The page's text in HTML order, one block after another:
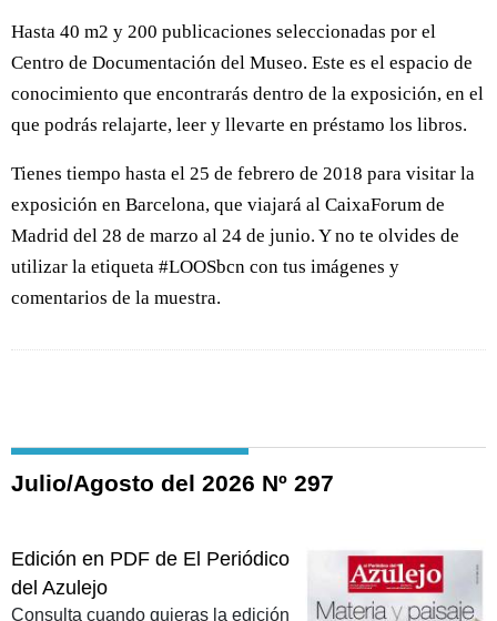
Hasta 40 m2 y 200 publicaciones seleccionadas por el
Centro de Documentación del Museo. Este es el espacio de
conocimiento que encontrarás dentro de la exposición, en el
que podrás relajarte, leer y llevarte en préstamo los libros.
Tienes tiempo hasta el 25 de febrero de 2018 para visitar la
exposición en Barcelona, que viajará al CaixaForum de
Madrid del 28 de marzo al 24 de junio. Y no te olvides de
utilizar la etiqueta #LOOSbcn con tus imágenes y
comentarios de la muestra.
Julio/Agosto del 2026 Nº 297
Edición en PDF de El Periódico
del Azulejo
Consulta cuando quieras la edición